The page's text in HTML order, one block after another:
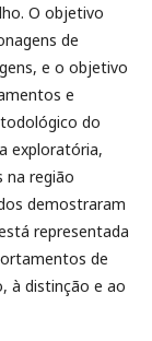
O objetivo
de
e o objetivo
e
do
exploratória,
região
demostraram
representada
de
à distinção e ao